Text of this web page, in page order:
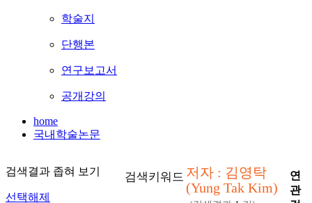
학술지
단행본
연구보고서
공개강의
home
국내학술논문
검색결과 좁혀 보기
선택해제
검색키워드 저자 : 김영탁
(Yung Tak Kim)
연
관